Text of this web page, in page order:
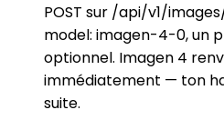
POST sur /api/v1/
model: imagen-4-0, un
optionnel. Imagen 4
immédiatement — ton
suite.